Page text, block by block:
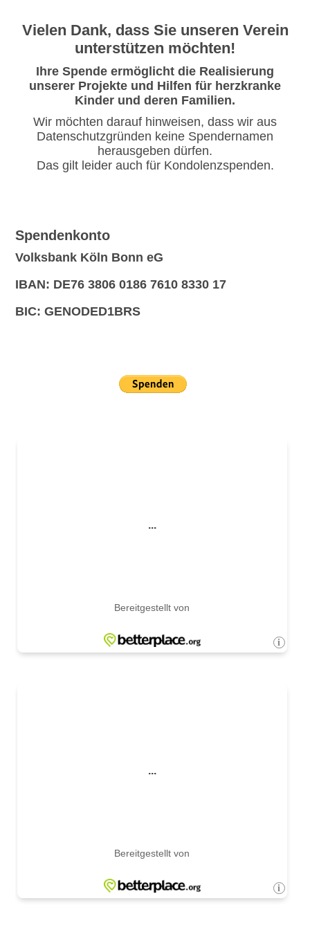
Vielen Dank, dass Sie unseren Verein
unterstützen möchten!
Ihre Spende ermöglicht die Realisierung
unserer Projekte und Hilfen für herzkranke
Kinder und deren Familien.
Wir möchten darauf hinweisen, dass wir aus
Datenschutzgründen keine Spendernamen
herausgeben dürfen.
Das gilt leider auch für Kondolenzspenden.
Spendenkonto
Volksbank Köln Bonn eG
IBAN: DE76 3806 0186 7610 8330 17
BIC: GENODED1BRS